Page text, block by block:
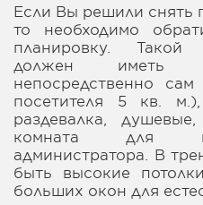
Если Вы решили снять
то необходимо
планировку. Такой
должен иметь
непосредственно
посетителя 5 кв.
раздевалка,
комната для
администратора. В
быть высокие
больших окон для